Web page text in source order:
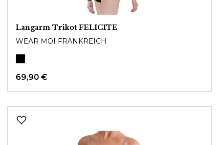
Langarm Trikot FELICITE
WEAR MOI FRANKREICH
69,90 €